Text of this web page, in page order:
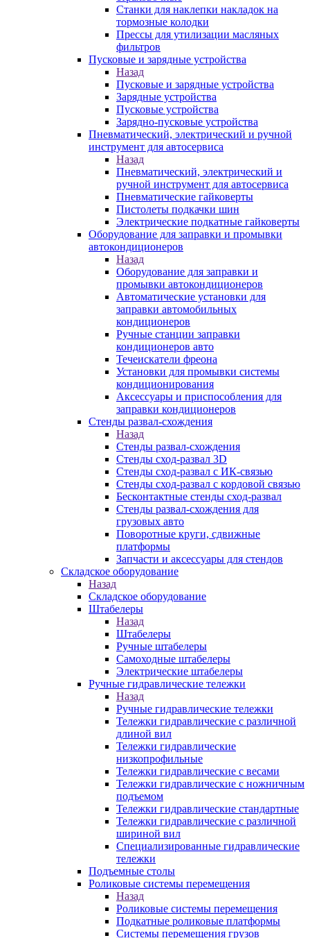
Станки для наклепки накладок на
тормозные колодки
Прессы для утилизации масляных
фильтров
Пусковые и зарядные устройства
Назад
Пусковые и зарядные устройства
Зарядные устройства
Пусковые устройства
Зарядно-пусковые устройства
Пневматический, электрический и ручной
инструмент для автосервиса
Назад
Пневматический, электрический и
ручной инструмент для автосервиса
Пневматические гайковерты
Пистолеты подкачки шин
Электрические подкатные гайковерты
Оборудование для заправки и промывки
автокондиционеров
Назад
Оборудование для заправки и
промывки автокондиционеров
Автоматические установки для
заправки автомобильных
кондиционеров
Ручные станции заправки
кондиционеров авто
Течеискатели фреона
Установки для промывки системы
кондиционирования
Аксессуары и приспособления для
заправки кондиционеров
Стенды развал-схождения
Назад
Стенды развал-схождения
Стенды сход-развал 3D
Стенды сход-развал с ИК-связью
Стенды сход-развал с кордовой связью
Бесконтактные стенды сход-развал
Стенды развал-схождения для
грузовых авто
Поворотные круги, сдвижные
платформы
Запчасти и аксессуары для стендов
Складское оборудование
Назад
Складское оборудование
Штабелеры
Назад
Штабелеры
Ручные штабелеры
Самоходные штабелеры
Электрические штабелеры
Ручные гидравлические тележки
Назад
Ручные гидравлические тележки
Тележки гидравлические с различной
длиной вил
Тележки гидравлические
низкопрофильные
Тележки гидравлические с весами
Тележки гидравлические с ножничным
подъемом
Тележки гидравлические стандартные
Тележки гидравлические с различной
шириной вил
Специализированные гидравлические
тележки
Подъемные столы
Роликовые системы перемещения
Назад
Роликовые системы перемещения
Подкатные роликовые платформы
Системы перемещения грузов